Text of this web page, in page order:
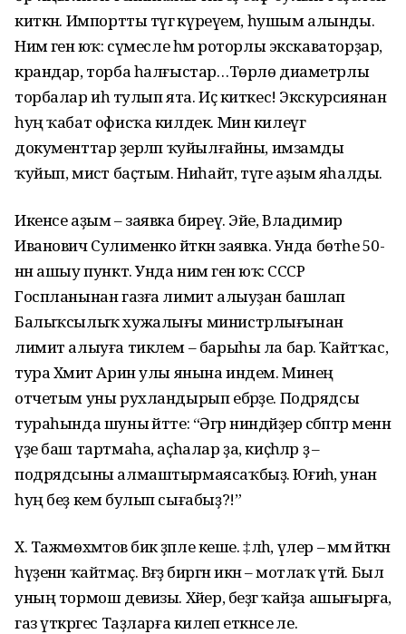
киткән. Импортты тәүгә күреүем, һушым алынды.
Нимә генә юҡ: сүмесле һәм роторлы экскаваторҙар,
крандар, торба һалғыстар…Төрлө диаметрлы
торбалар иһә тулып ята. Иҫ киткес! Экскурсиянан
һуң ҡабат офисҡа килдек. Мин килеүгә
документтар әҙерләп ҡуйылғайны, имзамды
ҡуйып, мисәт баҫтым. Ниһайәт, тәүге аҙым яһалды.
Икенсе аҙым – заявка биреү. Эйе, Владимир
Иванович Сулименко әйткән заявка. Унда бөтәһе 50-
нән ашыу пункт. Унда нимә генә юҡ: СССР
Госпланынан газға лимит алыуҙан башлап
Балыҡсылыҡ хужалығы министрлығынан
лимит алыуға тиклем – барыһы ла бар. Ҡайтҡас,
тура Хәмит Арин улы янына индем. Минең
отчетым уны рухландырып ебәрҙе. Подрядсы
тураһында шуны әйтте: “Әгәр ниндәйҙер сәбәптәр менән
үҙе баш тартмаһа, аҫһалар ҙа, киҫһәләр ҙә –
подрядсыны алмаштырмаясаҡбыҙ. Юғиһә, унан
һуң беҙ кем булып сығабыҙ?!”
Х. Тажмөхәмәтов бик әҙәпле кеше. ‡лһә, үлер – әммә әйткән
һүҙенән ҡайтмаҫ. Вәғәҙә биргән икән – мотлаҡ үтәй. Был
уның тормош девизы. Хәйер, беҙгә ҡайҙа ашығырға,
газ үткәргес Таҙларға килеп еткәнсе әле.